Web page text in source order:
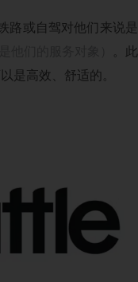
路或自驾对他们来说是
。此
是高效、舒适的。